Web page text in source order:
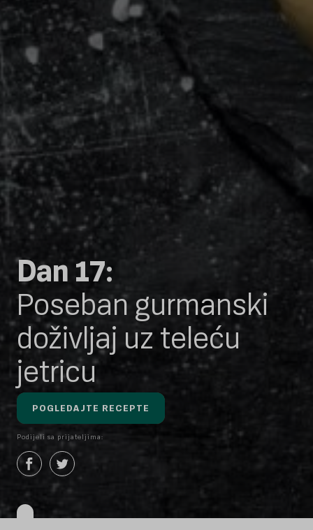
Dan 17:
Poseban gurmanski
doživljaj uz teleću
jetricu
POGLEDAJTE RECEPTE
Podijeli sa prijateljima: